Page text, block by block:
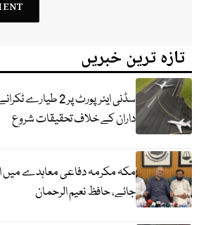
تازہ ترین خبریں
سڈنی ایئرپورٹ پر 2
داران کے خلاف تحقیقات شروع
مکہ مکرمہ دفاعی معاہدے میں
جائے، حافظ نعیم الرحمان